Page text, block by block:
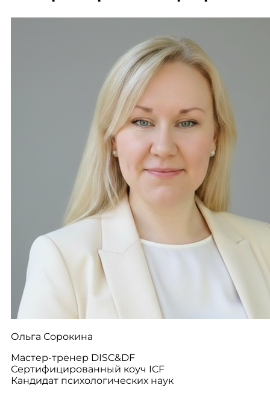
Ольга Сорокина
Мастер-тренер DISC&DF
Сертифицированный коуч ICF
Кандидат психологических наук